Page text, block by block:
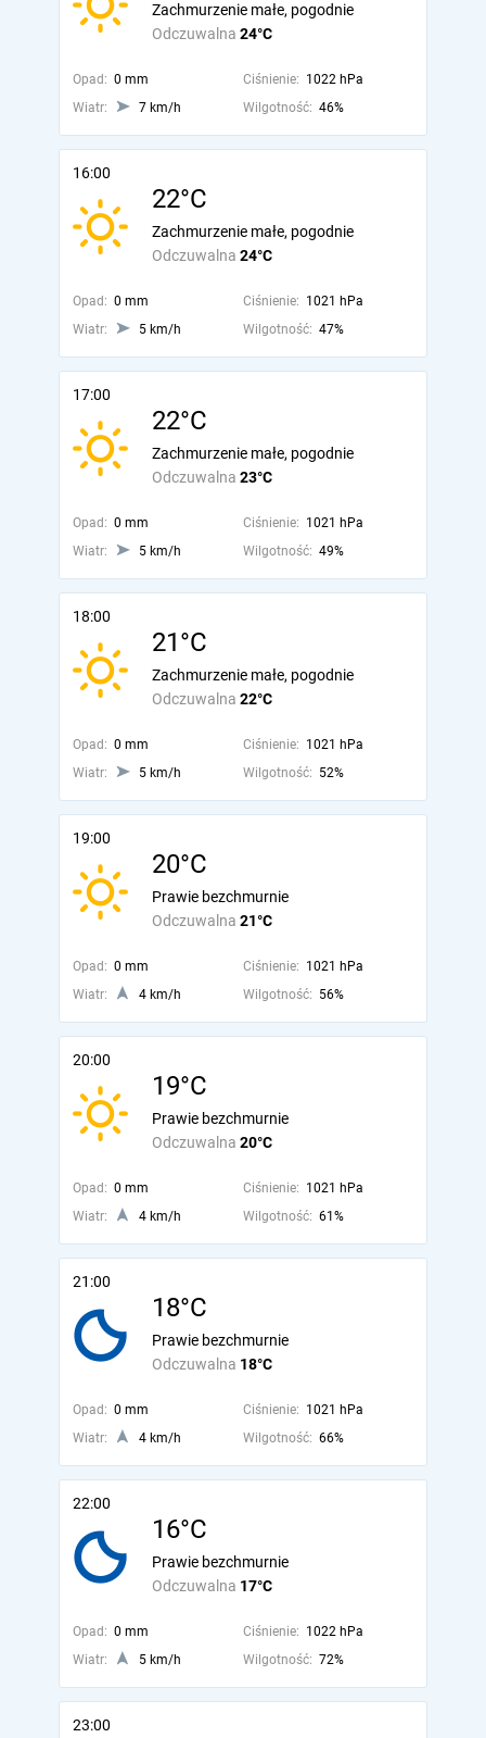
Odczuwalna 24°C
Zachmurzenie małe, pogodnie
Opad: 0 mm Ciśnienie: 1022 hPa
Wiatr:
7 km/h Wilgotność: 46%
16:00
22°C
Odczuwalna 24°C
Zachmurzenie małe, pogodnie
Opad: 0 mm Ciśnienie: 1021 hPa
Wiatr:
5 km/h Wilgotność: 47%
17:00
22°C
Odczuwalna 23°C
Zachmurzenie małe, pogodnie
Opad: 0 mm Ciśnienie: 1021 hPa
Wiatr:
5 km/h Wilgotność: 49%
18:00
21°C
Odczuwalna 22°C
Zachmurzenie małe, pogodnie
Opad: 0 mm Ciśnienie: 1021 hPa
Wiatr:
5 km/h Wilgotność: 52%
19:00
20°C
Odczuwalna 21°C
Prawie bezchmurnie
Opad: 0 mm Ciśnienie: 1021 hPa
Wiatr:
4 km/h Wilgotność: 56%
20:00
19°C
Odczuwalna 20°C
Prawie bezchmurnie
Opad: 0 mm Ciśnienie: 1021 hPa
Wiatr:
4 km/h Wilgotność: 61%
21:00
18°C
Odczuwalna 18°C
Prawie bezchmurnie
Opad: 0 mm Ciśnienie: 1021 hPa
Wiatr:
4 km/h Wilgotność: 66%
22:00
16°C
Odczuwalna 17°C
Prawie bezchmurnie
Opad: 0 mm Ciśnienie: 1022 hPa
Wiatr:
5 km/h Wilgotność: 72%
23:00